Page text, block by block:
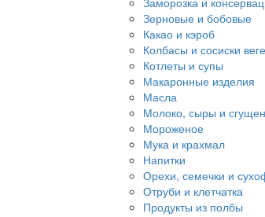
Зерновые и бобовые
Какао и кэроб
Колбасы и сосиски
Котлеты и супы
Макаронные изделия
Масла
Молоко, сыры и
Мороженое
Мука и крахмал
Напитки
Орехи, семечки и
Отруби и клетчатка
Продукты из полбы